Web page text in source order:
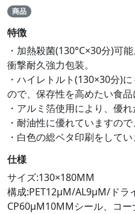
商品
特徴
・加熱殺菌(130°C×30分)可
衝撃耐久強力包装。
・ハイレトルト(130×30分)
ので、保存性を高めたい食品
・アルミ箔使用により、優
・耐油性に優れていますの
・白色の総ベタ印刷をしてい
仕様
サイズ:130×180MM
構成:PET12μM/AL9μM/ドラ
CP60μM10MMシール、コ